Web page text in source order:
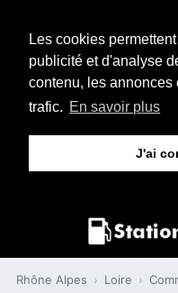
Les cookies
publicité et d'analyse
contenu, les annonces
trafic. En savoir plus
J'ai
Rhône Alpes › Loire ›